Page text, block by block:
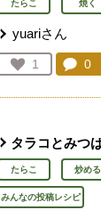
たらこ 焼く
yuariさん
お気に入り
1
人が登録
コ
0
タラコとみつ
たらこ 炒める
みんなの投稿レシピ